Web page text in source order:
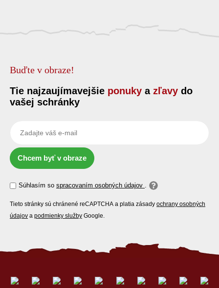
Buďte v obraze!
Tie najzaujímavejšie ponuky a zľavy do
vašej schránky
Chcem byť v obraze
Súhlasím so spracovaním osobných údajov .
Tieto stránky sú chránené reCAPTCHA a platia zásady ochrany osobných
údajov a podmienky služby Google.